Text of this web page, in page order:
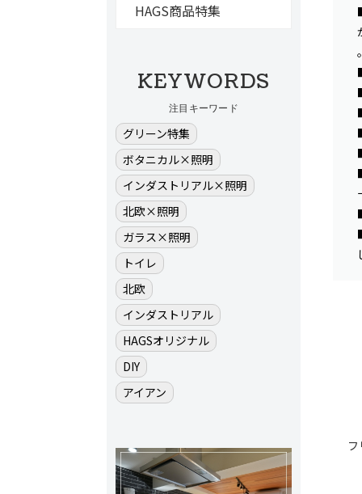
HAGS商品特集
KEYWORDS
注目キーワード
グリーン特集
ボタニカル×照明
インダストリアル×照明
北欧×照明
ガラス×照明
トイレ
北欧
インダストリアル
HAGSオリジナル
DIY
アイアン